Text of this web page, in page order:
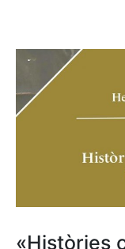
«Històries